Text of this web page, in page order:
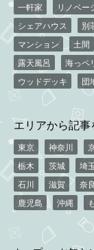
一軒家 リノベー
シェアハウス
別
マンション
土間
露天風呂
海っペ
ウッドデッキ
団
エリアから記
東京 神奈川
栃木
茨城 埼
石川
滋賀 奈良
鹿児島
沖縄